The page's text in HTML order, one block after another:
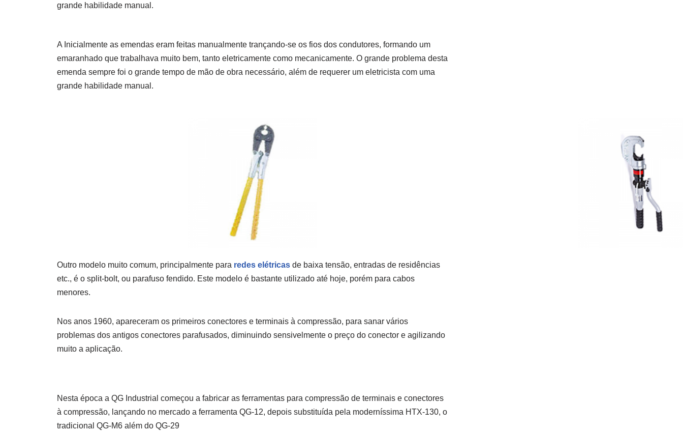
grande habilidade manual.
A Inicialmente as emendas eram feitas manualmente trançando-se os fios dos condutores, formando um
emaranhado que trabalhava muito bem, tanto eletricamente como mecanicamente. O grande problema desta
emenda sempre foi o grande tempo de mão de obra necessário, além de requerer um eletricista com uma
grande habilidade manual.
Outro modelo muito comum, principalmente para redes elétricas de baixa tensão, entradas de residências
etc., é o split-bolt, ou parafuso fendido. Este modelo é bastante utilizado até hoje, porém para cabos
menores.
Nos anos 1960, apareceram os primeiros conectores e terminais à compressão, para sanar vários
problemas dos antigos conectores parafusados, diminuindo sensivelmente o preço do conector e agilizando
muito a aplicação.
Nesta época a QG Industrial começou a fabricar as ferramentas para compressão de terminais e conectores
à compressão, lançando no mercado a ferramenta QG-12, depois substituída pela moderníssima HTX-130, o
tradicional QG-M6 além do QG-29